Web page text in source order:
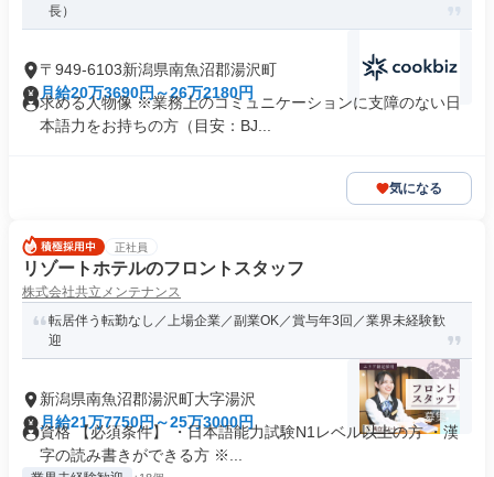
長）
〒949-6103新潟県南魚沼郡湯沢町
月給20万3690円～26万2180円
求める人物像 ※業務上のコミュニケーションに支障のない日
本語力をお持ちの方（目安：BJ...
気になる
正社員
リゾートホテルのフロントスタッフ
株式会社共立メンテナンス
転居伴う転勤なし／上場企業／副業OK／賞与年3回／業界未経験歓
迎
新潟県南魚沼郡湯沢町大字湯沢
月給21万7750円～25万3000円
資格 【必須条件】 ・日本語能力試験N1レベル以上の方 ・漢
字の読み書きができる方 ※...